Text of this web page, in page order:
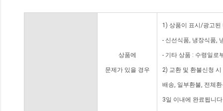
상품에
문제가 있을 경우
1) 상품이 표시/광고된
- 신선식품, 냉장식품,
- 기타 상품 : 수령일로
2) 교환 및 환불신청
배송, 일부환불, 전체
3일 이내에 완료됩니